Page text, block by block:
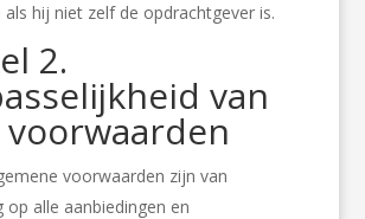
hij niet zelf de opdrachtgever is.
2.
van
voorwaarden
voorwaarden zijn van
op alle aanbiedingen en